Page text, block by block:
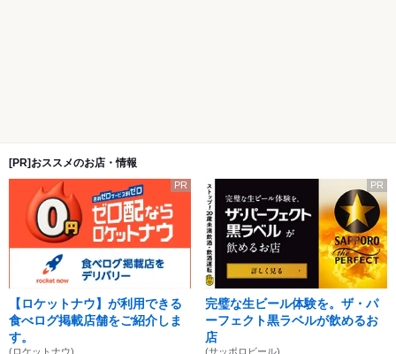
[PR]おススメのお店・情報
PR
【ロケットナウ】が利用できる
食べログ掲載店舗をご紹介しま
す。
(ロケットナウ)
PR
完璧な生ビール体験を。ザ・パ
ーフェクト黒ラベルが飲めるお
店
(サッポロビール)